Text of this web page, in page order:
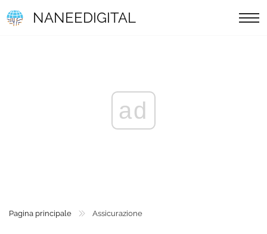
NANEEDIGITAL
ad
Pagina principale Assicurazione